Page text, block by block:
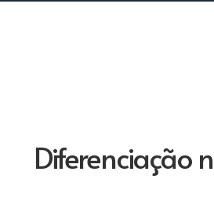
Diferenciação